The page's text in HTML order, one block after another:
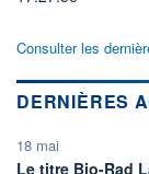
Consulter les
DERNIÈRES
18 mai
Le titre Bio-Rad